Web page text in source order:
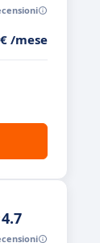
/mese
4.7